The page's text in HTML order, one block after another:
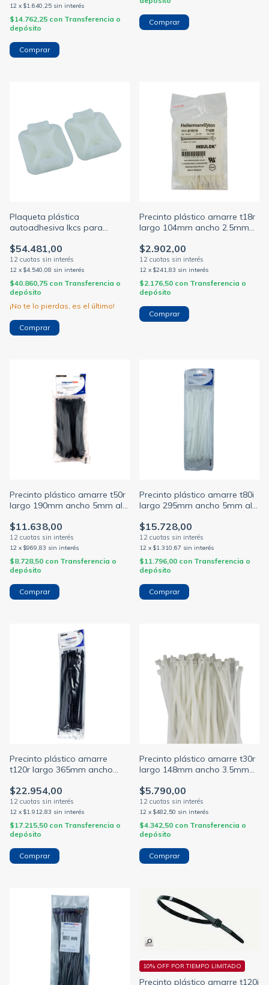
12 x $1.640,25 sin interés
$14.762,25 con Transferencia o
depósito
Plaqueta plástica
autoadhesiva lkcs para
$54.481,00
12 x $4.540,08 sin interés
$40.860,75 con Transferencia o
depósito
¡No te lo pierdas, es el último!
Precinto plástico amarre t18r
largo 104mm ancho 2.5mm
(HELLERMANN)
$2.902,00
12 x $241,83 sin interés
$2.176,50 con Transferencia o
depósito
Precinto plástico amarre t50r
largo 190mm ancho 5mm alt-
$11.638,00
12 x $969,83 sin interés
$8.728,50 con Transferencia o
depósito
Precinto plástico amarre t80i
largo 295mm ancho 5mm alt-
$15.728,00
12 x $1.310,67 sin interés
$11.796,00 con Transferencia o
depósito
Precinto plástico amarre
t120r largo 365mm ancho
(HELLERMANN)
$22.954,00
12 x $1.912,83 sin interés
$17.215,50 con Transferencia o
depósito
Precinto plástico amarre t30r
largo 148mm ancho 3.5mm
(HELLERMANN)
$5.790,00
12 x $482,50 sin interés
$4.342,50 con Transferencia o
depósito
Precinto plástico amarre t120i
10% OFF POR TIEMPO LIMITADO